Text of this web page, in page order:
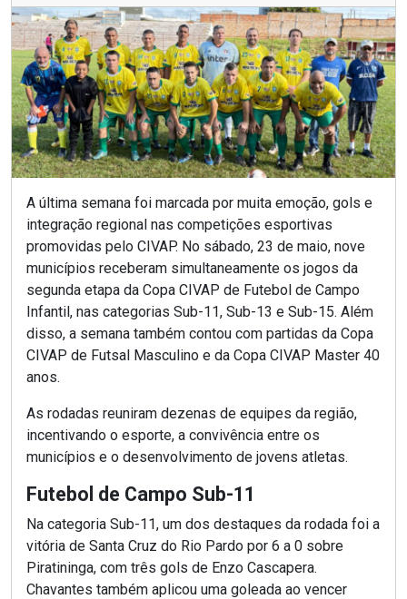
A última semana foi marcada por muita emoção, gols e
integração regional nas competições esportivas
promovidas pelo CIVAP. No sábado, 23 de maio, nove
municípios receberam simultaneamente os jogos da
segunda etapa da Copa CIVAP de Futebol de Campo
Infantil, nas categorias Sub-11, Sub-13 e Sub-15. Além
disso, a semana também contou com partidas da Copa
CIVAP de Futsal Masculino e da Copa CIVAP Master 40
anos.
As rodadas reuniram dezenas de equipes da região,
incentivando o esporte, a convivência entre os
municípios e o desenvolvimento de jovens atletas.
Futebol de Campo Sub-11
Na categoria Sub-11, um dos destaques da rodada foi a
vitória de Santa Cruz do Rio Pardo por 6 a 0 sobre
Piratininga, com três gols de Enzo Cascapera.
Chavantes também aplicou uma goleada ao vencer